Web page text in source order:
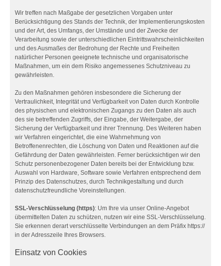
Wir treffen nach Maßgabe der gesetzlichen Vorgaben unter
Berücksichtigung des Stands der Technik, der Implementierungskosten
und der Art, des Umfangs, der Umstände und der Zwecke der
Verarbeitung sowie der unterschiedlichen Eintrittswahrscheinlichkeiten
und des Ausmaßes der Bedrohung der Rechte und Freiheiten
natürlicher Personen geeignete technische und organisatorische
Maßnahmen, um ein dem Risiko angemessenes Schutzniveau zu
gewährleisten.
Zu den Maßnahmen gehören insbesondere die Sicherung der
Vertraulichkeit, Integrität und Verfügbarkeit von Daten durch Kontrolle
des physischen und elektronischen Zugangs zu den Daten als auch
des sie betreffenden Zugriffs, der Eingabe, der Weitergabe, der
Sicherung der Verfügbarkeit und ihrer Trennung. Des Weiteren haben
wir Verfahren eingerichtet, die eine Wahrnehmung von
Betroffenenrechten, die Löschung von Daten und Reaktionen auf die
Gefährdung der Daten gewährleisten. Ferner berücksichtigen wir den
Schutz personenbezogener Daten bereits bei der Entwicklung bzw.
Auswahl von Hardware, Software sowie Verfahren entsprechend dem
Prinzip des Datenschutzes, durch Technikgestaltung und durch
datenschutzfreundliche Voreinstellungen.
SSL-Verschlüsselung (https): Um Ihre via unser Online-Angebot
übermittelten Daten zu schützen, nutzen wir eine SSL-Verschlüsselung.
Sie erkennen derart verschlüsselte Verbindungen an dem Präfix https://
in der Adresszeile Ihres Browsers.
Einsatz von Cookies